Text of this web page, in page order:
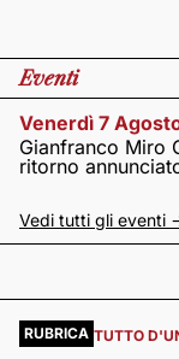
Eventi
Venerdì 7
Gianfranco Miro
ritorno
Vedi tutti gli eventi -
RUBRICA TUTTO